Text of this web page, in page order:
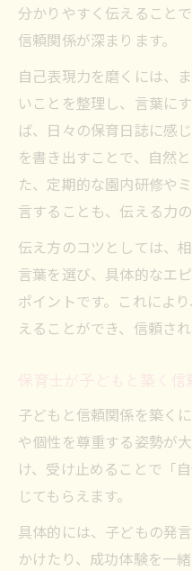
分かりやすく伝えること
信頼関係が深まります。
自己表現力を磨くには、
いことを整理し、言葉に
ば、日々の保育日誌に感
を書き出すことで、自然
た、定期的な園内研修や
言することも、伝える力
伝え方のコツとしては、
言葉を選び、具体的なエ
ポイントです。これによ
えることができ、信頼さ
保育士が子どもと築く
子どもと信頼関係を築く
や個性を尊重する姿勢が
け、受け止めることで「
じてもらえます。
具体的には、子どもの発
かけたり、成功体験を一